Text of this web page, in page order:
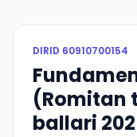
DIRID 60910700154
(Romitan
ballari